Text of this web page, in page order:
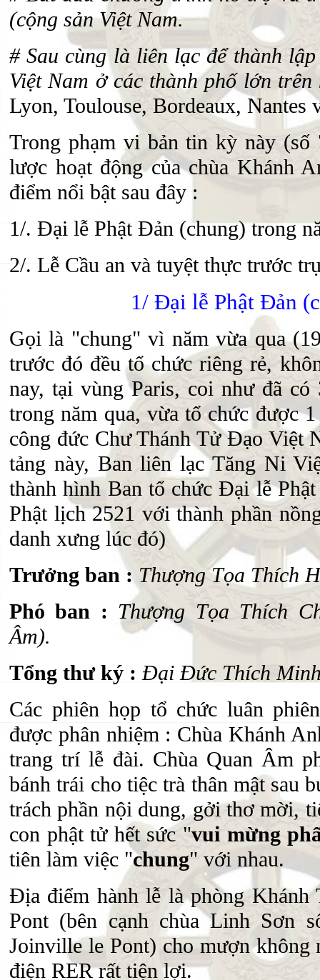
(cộng sản Việt Nam.
# Sau cùng là liên lạc để thành
Việt Nam ở các thành phố lớn
Lyon, Toulouse, Bordeaux, Nantes
Trong phạm vi bản tin kỳ này
lược hoạt động của chùa Khánh
điểm nổi bật sau đây :
1/. Đại lễ Phật Đản (chung) trong
2/. Lễ Cầu an và tuyệt thực trước
1/ Đại lễ Phật Đản
Gọi là "chung" vì năm vừa qua
trước đó đều tổ chức riêng rẻ,
nay, tại vùng Paris, coi như đã
trong năm qua, vừa tổ chức được
công đức Chư Thánh Tử Đạo Việt
tảng này, Ban liên lạc Tăng Ni
thành hình Ban tổ chức Đại lễ
Phật lịch 2521 với thành phần
danh xưng lúc đó)
Trưởng ban : Thượng Tọa Thích
Phó ban : Thượng Tọa Thích
Âm).
Tổng thư ký : Đại Đức Thích
Các phiên họp tổ chức luân
được phân nhiệm : Chùa Khánh
trang trí lễ đài. Chùa Quan Âm
bánh trái cho tiệc trà thân mật sau
trách phần nội dung, gởi thơ mời,
con phật tử hết sức "vui mừng
tiên làm việc "chung" với nhau.
Địa điểm hành lễ là phòng
Pont (bên cạnh chùa Linh Sơn
Joinville le Pont) cho mượn không
điện RER rất tiện lợi.